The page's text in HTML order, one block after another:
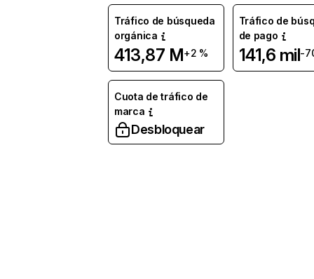
Tráfico de búsqueda
orgánica
413,87 M+2 %
Tráfico de
de pago
141,6 mil-
Cuota de tráfico de
marca
Desbloquear